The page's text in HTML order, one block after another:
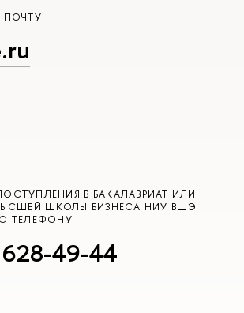
В БАКАЛАВРИАТ ИЛИ
ШКОЛЫ БИЗНЕСА НИУ ВШЭ
ТЕЛЕФОНУ
49-44